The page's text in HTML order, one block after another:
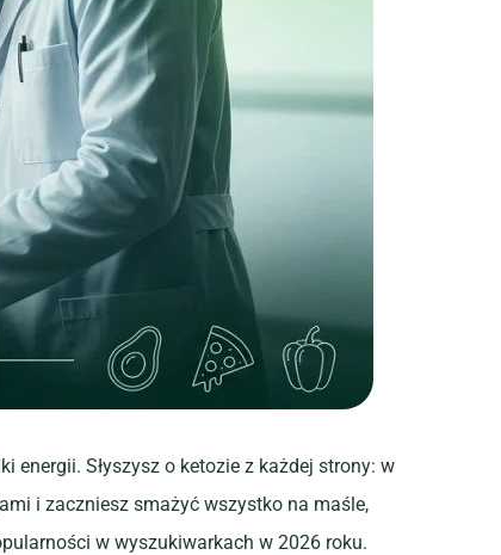
energii. Słyszysz o ketozie z każdej strony: w
i zaczniesz smażyć wszystko na maśle,
w wyszukiwarkach w 2026 roku.